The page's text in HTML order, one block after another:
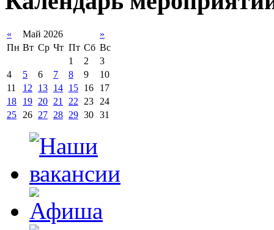
« Май 2026
»
Пн Вт Ср Чт Пт Сб Вс
1
2
3
4
5 6 7 8 9
10
11
12 13 14 15 16
17
18
19 20 21 22 23
24
25
26 27 28 29 30 31